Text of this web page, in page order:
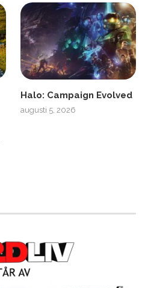
Halo: Campaign Evolved
augusti 5, 2026